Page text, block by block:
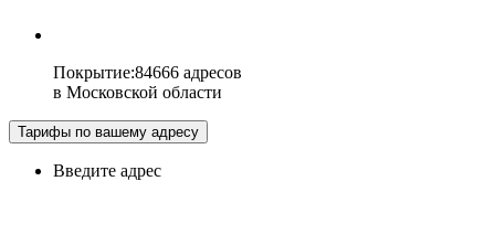
Покрытие:84666 адресов
в Московской области
Тарифы по вашему адресу
Введите адрес